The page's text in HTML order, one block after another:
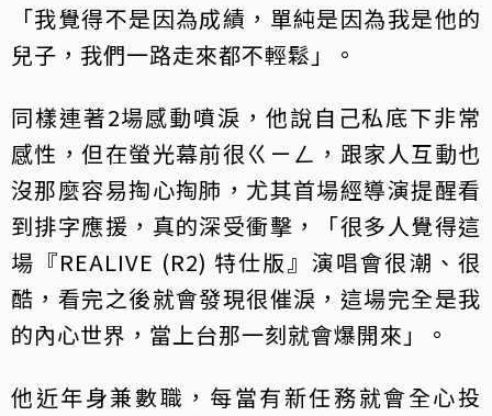
「我覺得不是因為成績，單純是因為我是他的
兒子，我們一路走來都不輕鬆」。
同樣連著2場感動噴淚，他說自己私底下非常
感性，但在螢光幕前很ㄍㄧㄥ，跟家人互動也
沒那麼容易掏心掏肺，尤其首場經導演提醒看
到排字應援，真的深受衝擊，「很多人覺得這
場『REALIVE (R2) 特仕版』演唱會很潮、很
酷，看完之後就會發現很催淚，這場完全是我
的內心世界，當上台那一刻就會爆開來」。
他近年身兼數職，每當有新任務就會全心投